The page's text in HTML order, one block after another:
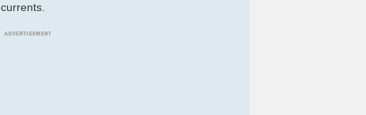
currents.